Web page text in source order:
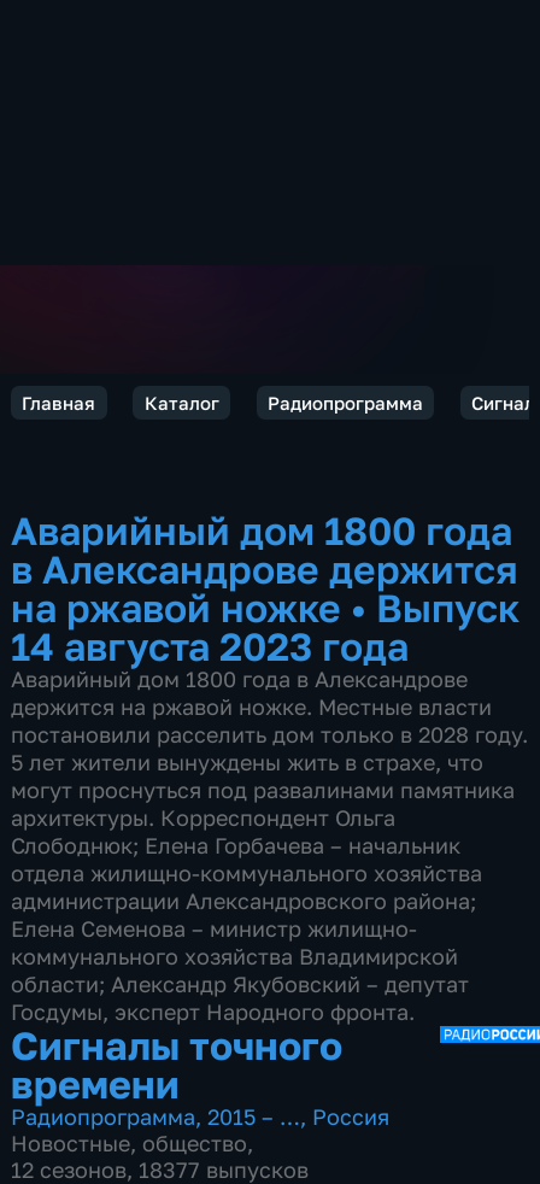
Главная Каталог Радиопрограмма
Аварийный дом 1800 года
в Александрове держится
на ржавой ножке • Выпуск
14 августа 2023 года
Аварийный дом 1800 года в Александрове
держится на ржавой ножке. Местные власти
постановили расселить дом только в 2028 году.
5 лет жители вынуждены жить в страхе, что
могут проснуться под развалинами памятника
архитектуры. Корреспондент Ольга
Слободнюк; Елена Горбачева – начальник
отдела жилищно-коммунального хозяйства
администрации Александровского района;
Елена Семенова – министр жилищно-
коммунального хозяйства Владимирской
области; Александр Якубовский – депутат
Госдумы, эксперт Народного фронта.
Сигналы точного
времени
Радиопрограмма,2015 – …, Россия
Новостные, общество,
12 сезонов, 18377 выпусков